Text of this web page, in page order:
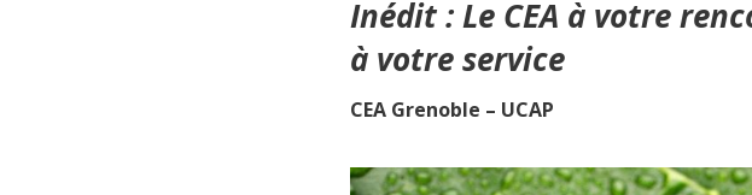
Inédit : Le CEA à votre
à votre service
CEA Grenoble – UCAP